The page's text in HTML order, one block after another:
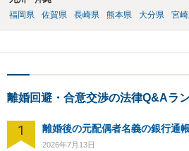
福岡県
佐賀県 長崎県 熊本県 大分県 宮
離婚回避・合意交渉の法律Q&Aラ
1
2026年7月13日